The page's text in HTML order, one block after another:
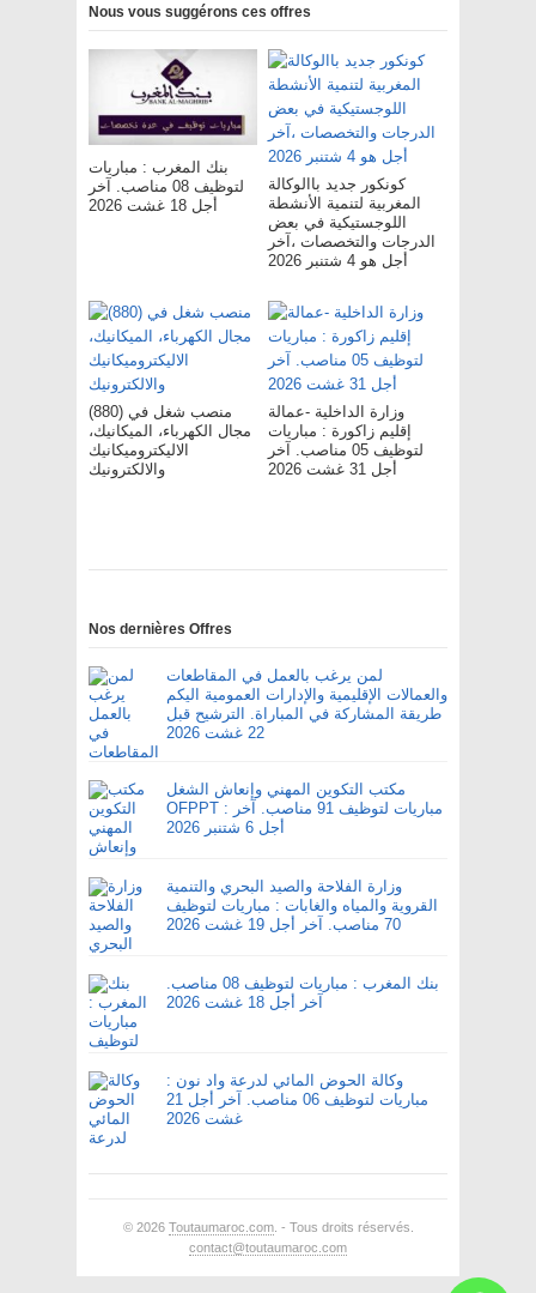
Nous vous suggérons ces offres
بنك المغرب : مباريات
لتوظيف 08 مناصب. آخر
أجل 18 غشت 2026
كونكور جديد باالوكالة
المغربية لتنمية الأنشطة
اللوجستيكية في بعض
الدرجات والتخصصات ،آخر
أجل هو 4 شتنبر 2026
(880) منصب شغل في
مجال الكهرباء، الميكانيك،
الاليكتروميكانيك
والالكترونيك
وزارة الداخلية -عمالة
إقليم زاكورة : مباريات
لتوظيف 05 مناصب. آخر
أجل 31 غشت 2026
Nos dernières Offres
لمن يرغب بالعمل في المقاطعات
والعمالات الإقليمية والإدارات العمومية اليكم
طريقة المشاركة في المباراة. الترشيح قبل
22 غشت 2026
مكتب التكوين المهني وإنعاش الشغل
OFPPT : مباريات لتوظيف 91 مناصب. آخر
أجل 6 شتنبر 2026
وزارة الفلاحة والصيد البحري والتنمية
القروية والمياه والغابات : مباريات لتوظيف
70 مناصب. آخر أجل 19 غشت 2026
بنك المغرب : مباريات لتوظيف 08 مناصب.
آخر أجل 18 غشت 2026
وكالة الحوض المائي لدرعة واد نون :
مباريات لتوظيف 06 مناصب. آخر أجل 21
غشت 2026
© 2026 Toutaumaroc.com. - Tous droits réservés.
contact@toutaumaroc.com